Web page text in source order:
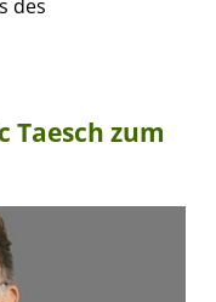
des
Taesch zum